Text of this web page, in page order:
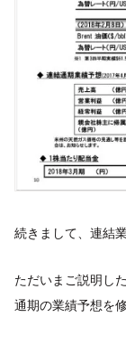
続きまして、連結
ただいまご説明し
通期の業績予想を